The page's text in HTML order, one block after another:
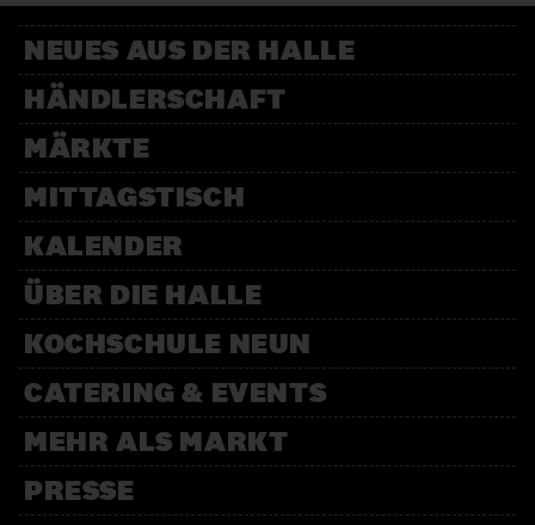
NEUES AUS DER HALLE
HÄNDLERSCHAFT
MÄRKTE
MITTAGSTISCH
KALENDER
ÜBER DIE HALLE
KOCHSCHULE NEUN
CATERING & EVENTS
MEHR ALS MARKT
PRESSE